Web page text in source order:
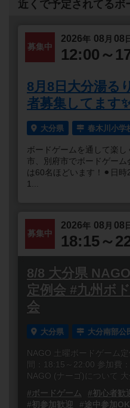
近くで予定されてるボ
募集中
2026年 08 月 08
12:00～
8月8日大分湯る
者募集してます
大分県 春木川小学
ボードゲームを通して楽
市、別府市でボードゲー
は60名ほどいます！⚫︎日
1...
募集中
2026年 08 月 08
18:15～
8/8 大分県
定例会 #九州ボ
会
大分県 大分南部公
NAGO 土曜ボードゲーム
間：18:15～22:00 参加費
NAGO (ナーゴ)について 大
#ボードゲーム
#初心者歓
#初参加歓迎
#途中参加OK